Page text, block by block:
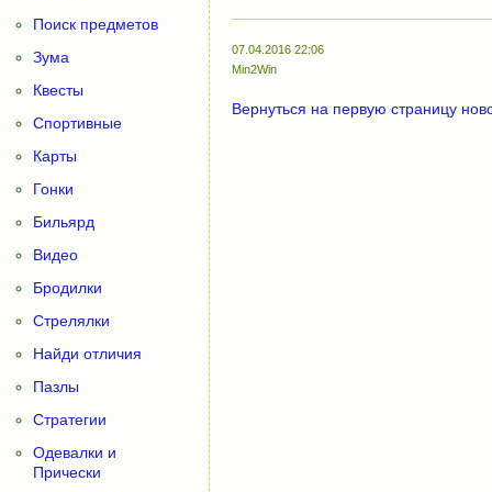
07.04.2016 22:06
Min2Win
Вернуться на первую страницу
Поиск предметов
Зума
Квесты
Спортивные
Карты
Гонки
Бильярд
Видео
Бродилки
Стрелялки
Найди отличия
Пазлы
Стратегии
Одевалки и
Прически